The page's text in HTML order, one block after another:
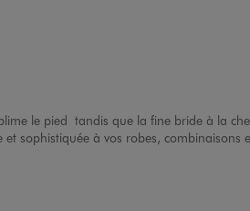
le pied tandis que la fine bride à la
sophistiquée à vos robes, combinaisons